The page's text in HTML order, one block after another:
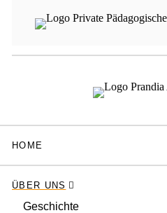
HOME
ÜBER UNS
Geschichte